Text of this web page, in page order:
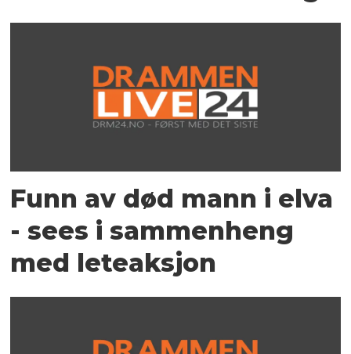
Funn av død mann i elva
- sees i sammenheng
med leteaksjon